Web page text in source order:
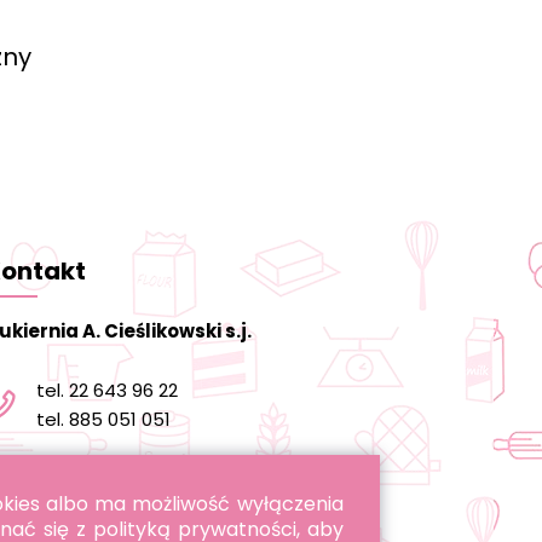
A. Cieślikowski s.j.
tel. 22 643 96 22
tel. 885 051 051
albo ma możliwość wyłączenia
się z polityką prywatności, aby